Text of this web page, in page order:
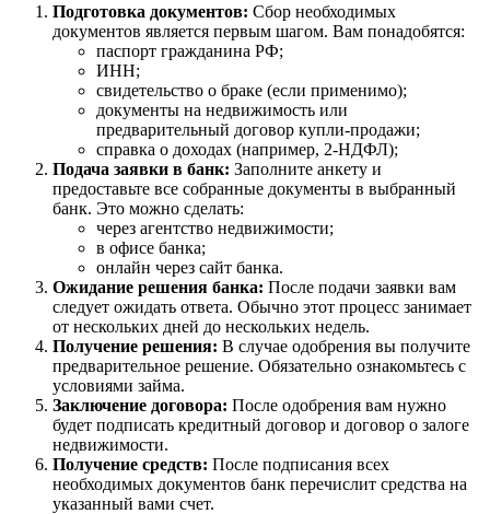
Подготовка документов: Сбор необходимых
документов является первым шагом. Вам понадобятся:
паспорт гражданина РФ;
ИНН;
свидетельство о браке (если применимо);
документы на недвижимость или
предварительный договор купли-продажи;
справка о доходах (например, 2-НДФЛ);
Подача заявки в банк: Заполните анкету и
предоставьте все собранные документы в выбранный
банк. Это можно сделать:
через агентство недвижимости;
в офисе банка;
онлайн через сайт банка.
Ожидание решения банка: После подачи заявки вам
следует ожидать ответа. Обычно этот процесс занимает
от нескольких дней до нескольких недель.
Получение решения: В случае одобрения вы получите
предварительное решение. Обязательно ознакомьтесь с
условиями займа.
Заключение договора: После одобрения вам нужно
будет подписать кредитный договор и договор о залоге
недвижимости.
Получение средств: После подписания всех
необходимых документов банк перечислит средства на
указанный вами счет.